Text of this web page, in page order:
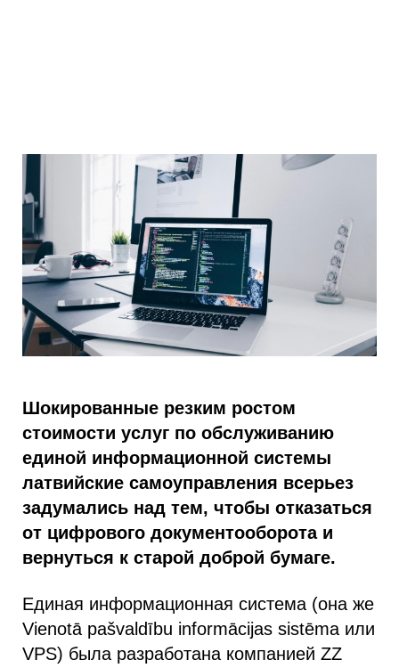
Шокированные резким ростом
стоимости услуг по обслуживанию
единой информационной системы
латвийские самоуправления всерьез
задумались над тем, чтобы отказаться
от цифрового документооборота и
вернуться к старой доброй бумаге.
Единая информационная система (она же
Vienotā pašvaldību informācijas sistēma или
VPS) была разработана компанией ZZ